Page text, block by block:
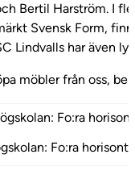
Bertil Harström. I
Svensk Form,
Lindvalls har även
möbler från oss,
Fo:ra horisont